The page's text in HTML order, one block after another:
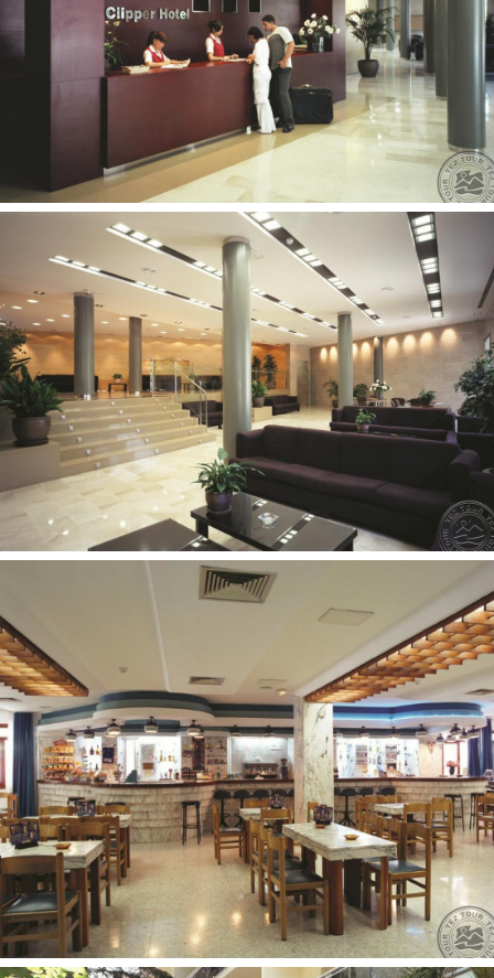
televizijos salė
numeriai nerūkantiems
terasa, skirta deginimuisi
belaidis internetas viešosiose vietose
prie baseino gultai: (su skėčiais)